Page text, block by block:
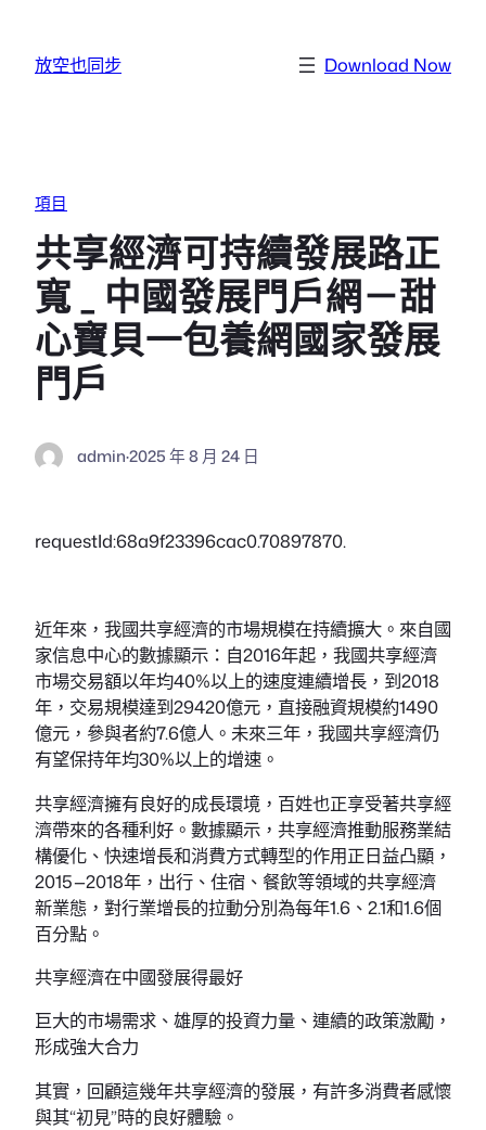
放空也同步 Download Now
項目
共享經濟可持續發展路正
寬 _ 中國發展門戶網－甜
心寶貝一包養網國家發展
門戶
admin·2025 年 8 月 24 日
requestId:68a9f23396cac0.70897870.
近年來，我國共享經濟的市場規模在持續擴大。來自國
家信息中心的數據顯示：自2016年起，我國共享經濟
市場交易額以年均40%以上的速度連續增長，到2018
年，交易規模達到29420億元，直接融資規模約1490
億元，參與者約7.6億人。未來三年，我國共享經濟仍
有望保持年均30%以上的增速。
共享經濟擁有良好的成長環境，百姓也正享受著共享經
濟帶來的各種利好。數據顯示，共享經濟推動服務業結
構優化、快速增長和消費方式轉型的作用正日益凸顯，
2015—2018年，出行、住宿、餐飲等領域的共享經濟
新業態，對行業增長的拉動分別為每年1.6、2.1和1.6個
百分點。
共享經濟在中國發展得最好
巨大的市場需求、雄厚的投資力量、連續的政策激勵，
形成強大合力
其實，回顧這幾年共享經濟的發展，有許多消費者感懷
與其“初見”時的良好體驗。